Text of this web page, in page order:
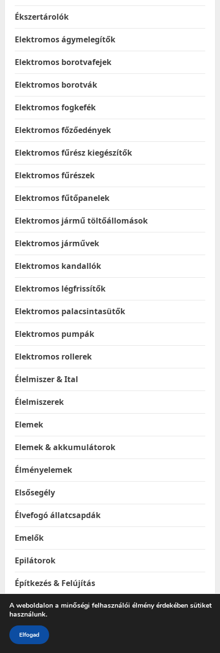
Ékszertárolók
Elektromos ágymelegítők
Elektromos borotvafejek
Elektromos borotvák
Elektromos fogkefék
Elektromos főzőedények
Elektromos fűrész kiegészítők
Elektromos fűrészek
Elektromos fűtőpanelek
Elektromos jármű töltőállomások
Elektromos járművek
Elektromos kandallók
Elektromos légfrissítők
Elektromos palacsintasütők
Elektromos pumpák
Elektromos rollerek
Élelmiszer & Ital
Élelmiszerek
Elemek
Elemek & akkumulátorok
Élményelemek
Elsősegély
Élvefogó állatcsapdák
Emelők
Epilátorok
Építkezés & Felújítás
Építőanyagok
Ereszhálók
A weboldalon a minőségi felhasználói élmény érdekében sütiket
használunk.
Elfogad